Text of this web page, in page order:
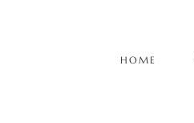
HOME